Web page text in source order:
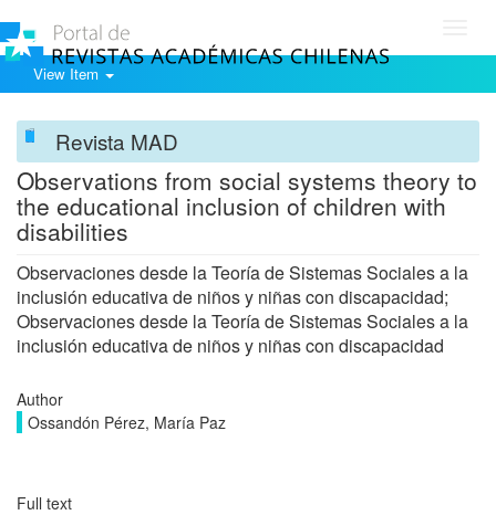
View Item
Revista MAD
Observations from social systems theory to
the educational inclusion of children with
disabilities
Observaciones desde la Teoría de Sistemas Sociales a la
inclusión educativa de niños y niñas con discapacidad;
Observaciones desde la Teoría de Sistemas Sociales a la
inclusión educativa de niños y niñas con discapacidad
Author
Ossandón Pérez, María Paz
Full text